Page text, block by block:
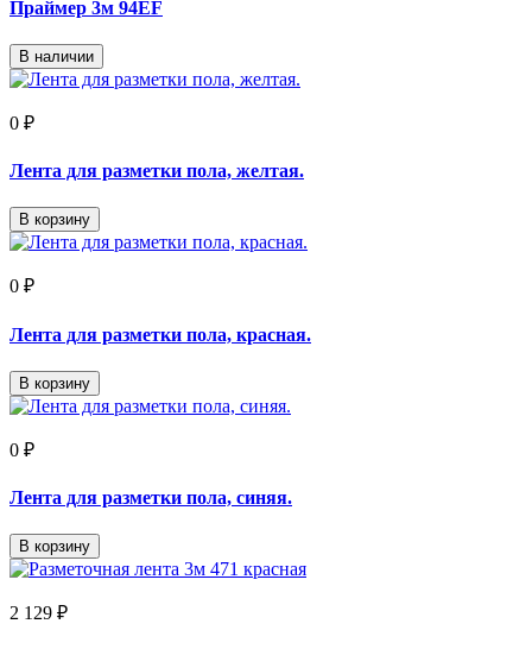
Праймер 3м 94EF
В наличии
0 ₽
Лента для разметки пола, желтая.
В корзину
0 ₽
Лента для разметки пола, красная.
В корзину
0 ₽
Лента для разметки пола, синяя.
В корзину
2 129 ₽